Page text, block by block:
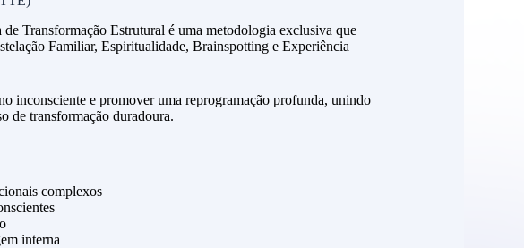
de Transformação Estrutural é uma metodologia exclusiva que
Familiar, Espiritualidade, Brainspotting e Experiência
inconsciente e promover uma reprogramação profunda, unindo
de transformação duradoura.
complexos
interna